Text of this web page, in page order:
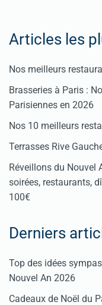
Articles les
Nos meilleurs
Brasseries à Paris :
Parisiennes en 2026
Nos 10 meilleurs
Terrasses Rive
Réveillons du Nouvel
soirées, restaurants,
100€
Derniers
Top des idées
Nouvel An 2026
Cadeaux de Noël du